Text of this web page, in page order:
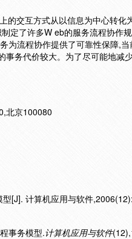
交互方式从以信息为中心转化
定了许多W eb的服务流程协作
为流程协作提供了可靠性保障,
务代价较大。为了尽可能地减
北京100080
[J]. 计算机应用与软件
事务模型.计算机应用与软件